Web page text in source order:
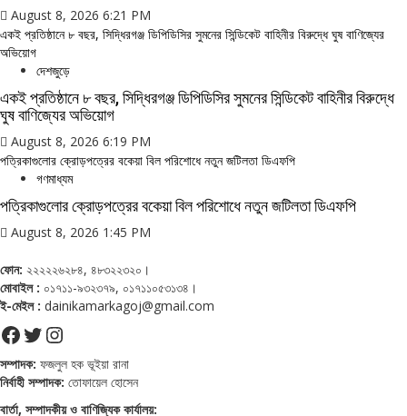
August 8, 2026 6:21 PM
একই প্রতিষ্ঠানে ৮ বছর, সিদ্ধিরগঞ্জ ডিপিডিসির সুমনের সিন্ডিকেট বাহিনীর বিরুদ্ধে ঘুষ বাণিজ্যের
অভিয়োগ
দেশজুড়ে
একই প্রতিষ্ঠানে ৮ বছর, সিদ্ধিরগঞ্জ ডিপিডিসির সুমনের সিন্ডিকেট বাহিনীর বিরুদ্ধে
ঘুষ বাণিজ্যের অভিয়োগ
August 8, 2026 6:19 PM
পত্রিকাগুলোর ক্রোড়পত্রের বকেয়া বিল পরিশোধে নতুন জটিলতা ডিএফপি
গণমাধ্যম
পত্রিকাগুলোর ক্রোড়পত্রের বকেয়া বিল পরিশোধে নতুন জটিলতা ডিএফপি
August 8, 2026 1:45 PM
ফোন: ২২২২২৬২৮৪, ৪৮৩২২৩২০।
মোবাইল : ০১৭১১-৯৩২৩৭৯, ০১৭১১০৫৩১৩৪।
ই-মেইল : dainikamarkagoj@gmail.com
Facebook
Twitter
Instagram
সম্পাদক: ফজলুল হক ভূইয়া রানা
নির্বাহী সম্পাদক: তোফায়েল হোসেন
বার্তা, সম্পাদকীয় ও বাণিজ্যিক কার্যালয়: